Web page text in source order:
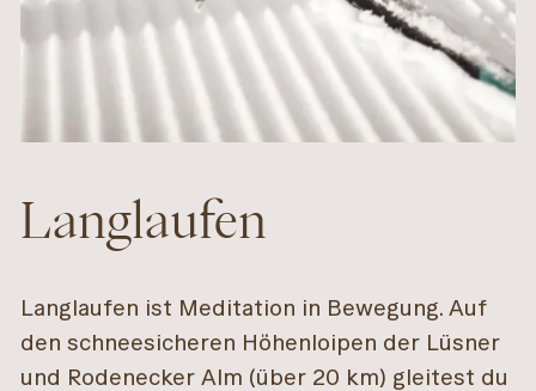
Langlaufen
Langlaufen ist Meditation in Bewegung. Auf
den schneesicheren Höhenloipen der Lüsner
und Rodenecker Alm (über 20 km) gleitest du